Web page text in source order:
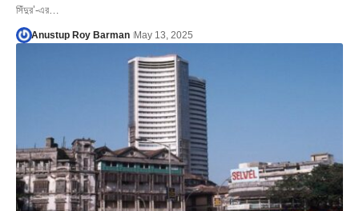
সিঁদুর’-এর…
Anustup Roy Barman May 13, 2025